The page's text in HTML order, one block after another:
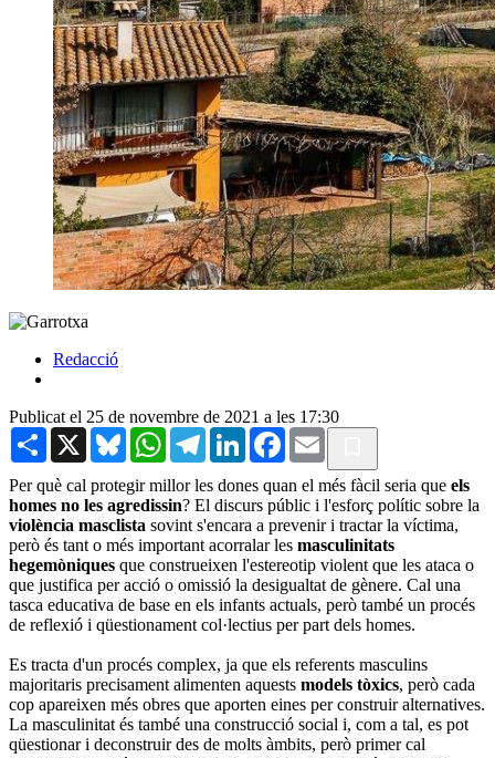
Redacció
Publicat el 25 de novembre de 2021 a les 17:30
Share X BlueskyWhatsAppTelegramLinkedInFacebook
Email
Per què cal protegir millor les dones quan el més fàcil seria que els
homes no les agredissin? El discurs públic i l'esforç polític sobre la
violència masclista sovint s'encara a prevenir i tractar la víctima,
però és tant o més important acorralar les masculinitats
hegemòniques que construeixen l'estereotip violent que les ataca o
que justifica per acció o omissió la desigualtat de gènere. Cal una
tasca educativa de base en els infants actuals, però també un procés
de reflexió i qüestionament col·lectius per part dels homes.
Es tracta d'un procés complex, ja que els referents masculins
majoritaris precisament alimenten aquests models tòxics, però cada
cop apareixen més obres que aporten eines per construir alternatives.
La masculinitat és també una construcció social i, com a tal, es pot
qüestionar i deconstruir des de molts àmbits, però primer cal